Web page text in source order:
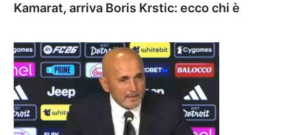
Kamarat, arriva Boris Krstic: ecco chi è